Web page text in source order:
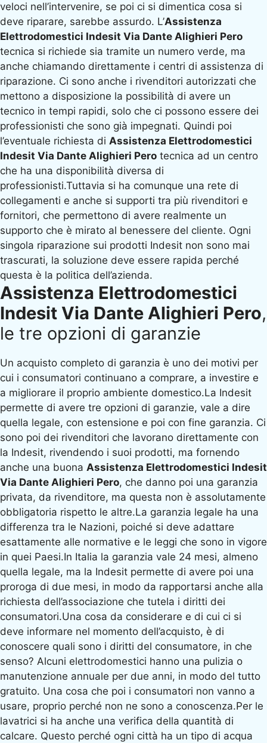
veloci nell’intervenire, se poi ci si dimentica cosa si
deve riparare, sarebbe assurdo. L’Assistenza
Elettrodomestici Indesit Via Dante Alighieri Pero
tecnica si richiede sia tramite un numero verde, ma
anche chiamando direttamente i centri di assistenza di
riparazione. Ci sono anche i rivenditori autorizzati che
mettono a disposizione la possibilità di avere un
tecnico in tempi rapidi, solo che ci possono essere dei
professionisti che sono già impegnati. Quindi poi
l’eventuale richiesta di Assistenza Elettrodomestici
Indesit Via Dante Alighieri Pero tecnica ad un centro
che ha una disponibilità diversa di
professionisti.Tuttavia si ha comunque una rete di
collegamenti e anche si supporti tra più rivenditori e
fornitori, che permettono di avere realmente un
supporto che è mirato al benessere del cliente. Ogni
singola riparazione sui prodotti Indesit non sono mai
trascurati, la soluzione deve essere rapida perché
questa è la politica dell’azienda.
Assistenza Elettrodomestici
Indesit Via Dante Alighieri Pero,
le tre opzioni di garanzie
Un acquisto completo di garanzia è uno dei motivi per
cui i consumatori continuano a comprare, a investire e
a migliorare il proprio ambiente domestico.La Indesit
permette di avere tre opzioni di garanzie, vale a dire
quella legale, con estensione e poi con fine garanzia. Ci
sono poi dei rivenditori che lavorano direttamente con
la Indesit, rivendendo i suoi prodotti, ma fornendo
anche una buona Assistenza Elettrodomestici Indesit
Via Dante Alighieri Pero, che danno poi una garanzia
privata, da rivenditore, ma questa non è assolutamente
obbligatoria rispetto le altre.La garanzia legale ha una
differenza tra le Nazioni, poiché si deve adattare
esattamente alle normative e le leggi che sono in vigore
in quei Paesi.In Italia la garanzia vale 24 mesi, almeno
quella legale, ma la Indesit permette di avere poi una
proroga di due mesi, in modo da rapportarsi anche alla
richiesta dell’associazione che tutela i diritti dei
consumatori.Una cosa da considerare e di cui ci si
deve informare nel momento dell’acquisto, è di
conoscere quali sono i diritti del consumatore, in che
senso? Alcuni elettrodomestici hanno una pulizia o
manutenzione annuale per due anni, in modo del tutto
gratuito. Una cosa che poi i consumatori non vanno a
usare, proprio perché non ne sono a conoscenza.Per le
lavatrici si ha anche una verifica della quantità di
calcare. Questo perché ogni città ha un tipo di acqua